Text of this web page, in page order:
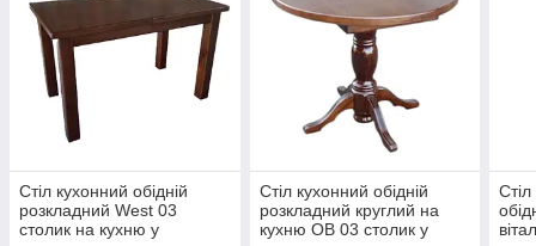
Стіл кухонний обідній
розкладний West 03
столик на кухню у
Стіл кухонний обідній
розкладний круглий на
кухню ОВ 03 столик у